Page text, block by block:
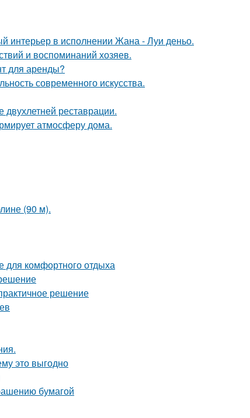
интерьер в исполнении Жана - Луи деньо.
и воспоминаний хозяев.
для аренды?
современного искусства.
реставрации.
атмосферу дома.
(90 м).
для комфортного отдыха
решение
это выгодно
бумагой